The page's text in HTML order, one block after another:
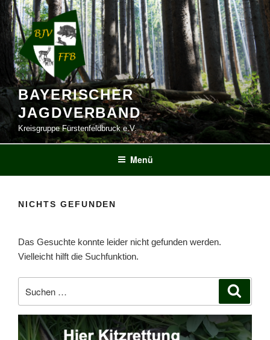
Zum
Inhalt
springen
BAYERISCHER
JAGDVERBAND
Kreisgruppe Fürstenfeldbruck e.V.
Menü
NICHTS GEFUNDEN
Das Gesuchte konnte leider nicht gefunden werden.
Vielleicht hilft die Suchfunktion.
nach: